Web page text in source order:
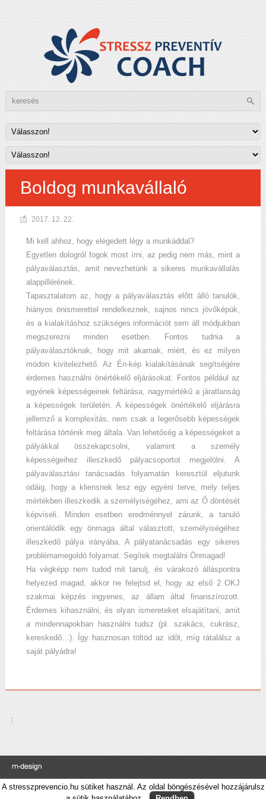
Boldog munkavállaló
2017. 12. 22.
Mi kell ahhoz, hogy elégedett légy a munkáddal?
Egyetlen dologról fogok most írni, az pedig nem más, mint a
pályaválasztás, amit nevezhetünk a sikeres munkavállalás
alappillérének.
Tapasztalatom az, hogy a pályaválasztás előtt álló tanulók,
hiányos önismerettel rendelkeznek, sajnos nincs jövőképük,
és a kialakításhoz szükséges információt sem áll módjukban
megszerezni minden esetben. Fontos tudnia a
pályaválasztóknak, hogy mit akarnak, miért, és ez milyen
módon kivitelezhető. Az Én-kép kialakításának segítségére
érdemes használni önértékelő eljárásokat. Fontos például az
egyének képességeinek feltárása, nagymértékű a járatlanság
a képességek területén. A képességek önértékelő eljárásra
jellemző a komplexitás, nem csak a legerősebb képességek
feltárása történik meg általa. Van lehetőség a képességeket a
pályákkal összekapcsolni, valamint a személy
képességeihez illeszkedő pályacsoportot megjelölni. A
pályaválasztási tanácsadás folyamatán keresztül eljutunk
odáig, hogy a kliensnek lesz egy egyéni terve, mely teljes
mértékben illeszkedik a személyiségéhez, ami az Ő döntését
képviseli. Minden esetben eredménnyel zárunk, a tanuló
orientálódik egy önmaga által választott, személyiségéhez
illeszkedő pálya irányába. A pályatanácsadás egy sikeres
problémamegoldó folyamat. Segítek megtalálni Önmagad!
Ha végképp nem tudod mit tanulj, és várakozó álláspontra
helyezed magad, akkor ne felejtsd el, hogy az első 2 OKJ
szakmai képzés ingyenes, az állam által finanszírozott.
Érdemes kihasználni, és olyan ismereteket elsajátítani, amit
a mindennapokban használni tudsz (pl. szakács, cukrász,
kereskedő…). Így hasznosan töltöd az időt, míg rátalálsz a
saját pályádra!
© 2017 Stressz – Preventív – Coach
A stresszprevencio.hu sütiket használ. Az oldal böngészésével hozzájárulsz